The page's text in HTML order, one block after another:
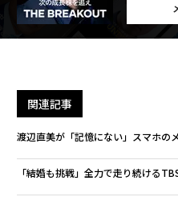
関連記事
渡辺直美が「記憶にない」スマホの
「結婚も挑戦」全力で走り続ける